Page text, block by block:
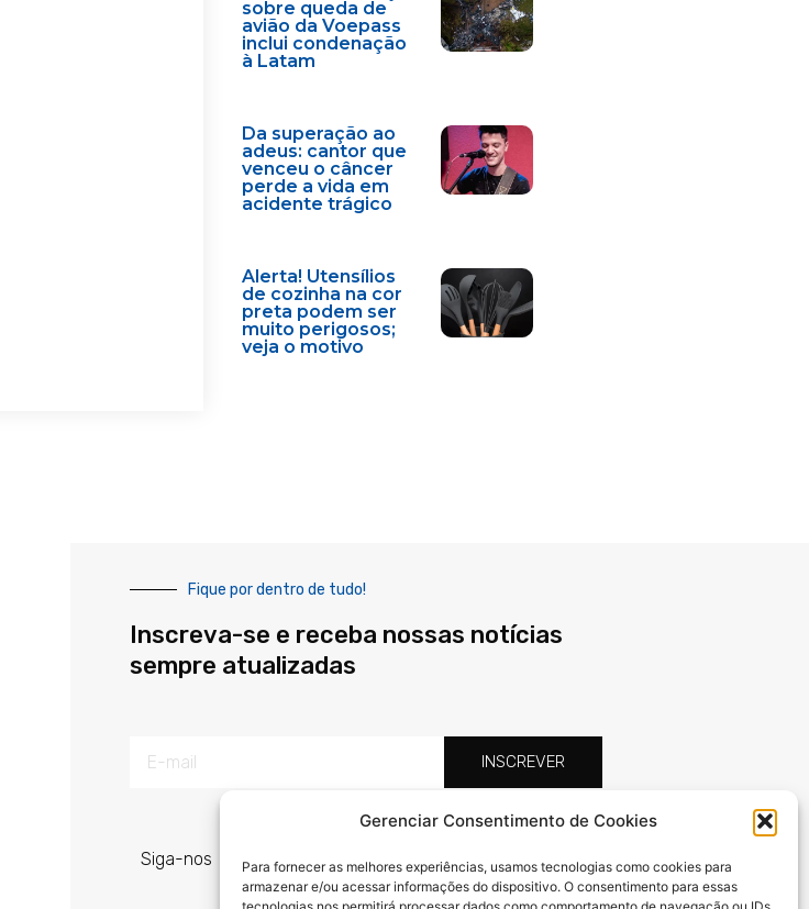
Gerenciar Consentimento de Cookies
Para fornecer as melhores experiências, usamos tecnologias como cookies para
armazenar e/ou acessar informações do dispositivo. O consentimento para essas
sobre queda de
avião da Voepass
inclui condenação
à Latam
Da superação ao
adeus: cantor que
venceu o câncer
perde a vida em
acidente trágico
Alerta! Utensílios
de cozinha na cor
preta podem ser
muito perigosos;
veja o motivo
Fique por dentro de tudo!
Inscreva-se e receba nossas notícias
sempre atualizadas
INSCREVER
Siga-nos
a
c
e
-
t
w
n
s
t